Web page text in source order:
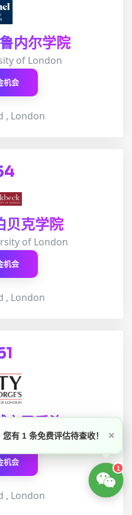
内尔学院‌
of London
机会
, London
贝克学院
of London
机会
, London
市圣乔治
of London
机会
, London
×
您有 1 条免费评估待查收！
1